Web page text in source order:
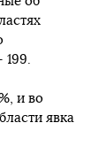
199.
и во
явка